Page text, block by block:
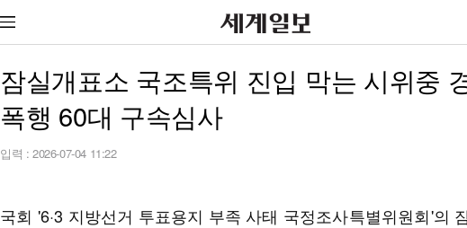
잠실개표소 국조특위 진입 막는 시위중
폭행 60대 구속심사
입력 : 2026-07-04 11:22
국회 '6·3 지방선거 투표용지 부족 사태 국정조사특별위원회'의